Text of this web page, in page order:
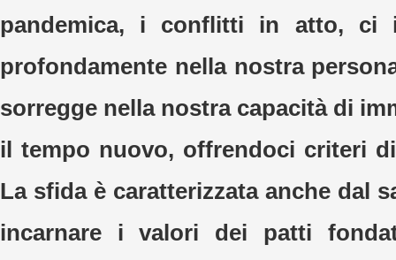
pandemica, i conflitti in atto, ci
profondamente nella nostra
sorregge nella nostra capacità di
il tempo nuovo, offrendoci criteri
La sfida è caratterizzata anche dal
incarnare i valori dei patti